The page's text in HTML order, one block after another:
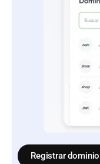
Registrar dominio